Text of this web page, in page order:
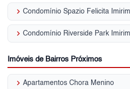
keyboard_arrow_right Condomínio Spazio Felicita
keyboard_arrow_right Condomínio Riverside Park Imirim
Imóveis de Bairros Próximos
keyboard_arrow_right Apartamentos Chora Menino